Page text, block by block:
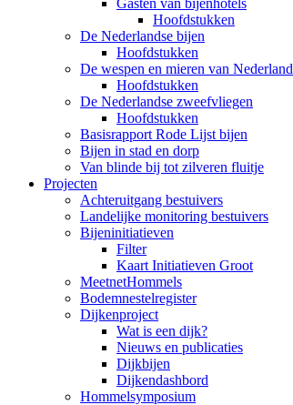
Gasten van bijenhotels
Hoofdstukken
De Nederlandse bijen
Hoofdstukken
De wespen en mieren van Nederland
Hoofdstukken
De Nederlandse zweefvliegen
Hoofdstukken
Basisrapport Rode Lijst bijen
Bijen in stad en dorp
Van blinde bij tot zilveren fluitje
Projecten
Achteruitgang bestuivers
Landelijke monitoring bestuivers
Bijeninitiatieven
Filter
Kaart Initiatieven Groot
MeetnetHommels
Bodemnestelregister
Dijkenproject
Wat is een dijk?
Nieuws en publicaties
Dijkbijen
Dijkendashbord
Hommelsymposium